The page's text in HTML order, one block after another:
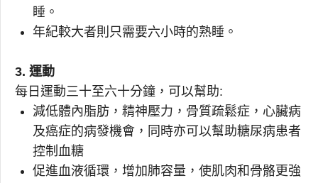
睡。
年紀較大者則只需要六小時的熟睡。
3. 運動
每日運動三十至六十分鐘，可以幫助:
減低體內脂肪，精神壓力，骨質疏鬆症，心臟病
及癌症的病發機會，同時亦可以幫助糖尿病患者
控制血糖
促進血液循環，增加肺容量，使肌肉和骨骼更強